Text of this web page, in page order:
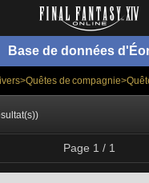
Base de données
de
Page 1 / 1